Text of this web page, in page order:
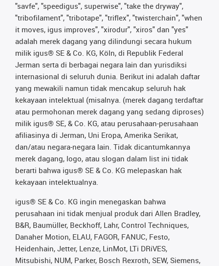
"savfe", "speedigus", superwise", "take the dryway",
"tribofilament", "tribotape", "triflex", "twisterchain", "when
it moves, igus improves", "xirodur", "xiros" dan "yes"
adalah merek dagang yang dilindungi secara hukum
milik igus® SE & Co. KG, Köln, di Republik Federal
Jerman serta di berbagai negara lain dan yurisdiksi
internasional di seluruh dunia. Berikut ini adalah daftar
yang mewakili namun tidak mencakup seluruh hak
kekayaan intelektual (misalnya. (merek dagang terdaftar
atau permohonan merek dagang yang sedang diproses)
milik igus® SE, & Co. KG, atau perusahaan-perusahaan
afiliasinya di Jerman, Uni Eropa, Amerika Serikat,
dan/atau negara-negara lain. Tidak dicantumkannya
merek dagang, logo, atau slogan dalam list ini tidak
berarti bahwa igus® SE & Co. KG melepaskan hak
kekayaan intelektualnya.
igus® SE & Co. KG ingin menegaskan bahwa
perusahaan ini tidak menjual produk dari Allen Bradley,
B&R, Baumüller, Beckhoff, Lahr, Control Techniques,
Danaher Motion, ELAU, FAGOR, FANUC, Festo,
Heidenhain, Jetter, Lenze, LinMot, LTi DRiVES,
Mitsubishi, NUM, Parker, Bosch Rexroth, SEW, Siemens,